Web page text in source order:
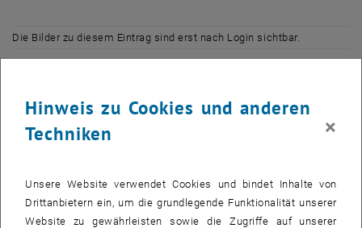
Die Bilder zu diesem Eintrag sind erst nach Login sichtbar.
erhalten Informationen vom Lehrgangsleiter Univ.Prof. Dr. Alexander
Redlein, der gemeinsam mit dem Programm Manager DI Johannes
Bockstefl inhaltliche sowie organisatorische Fragen beantwortet.
Hinweis zu Cookies und anderen
Techniken
×
Unsere Website verwendet Cookies und bindet Inhalte von
Drittanbietern ein, um die grundlegende Funktionalität unserer
Website zu gewährleisten sowie die Zugriffe auf unserer